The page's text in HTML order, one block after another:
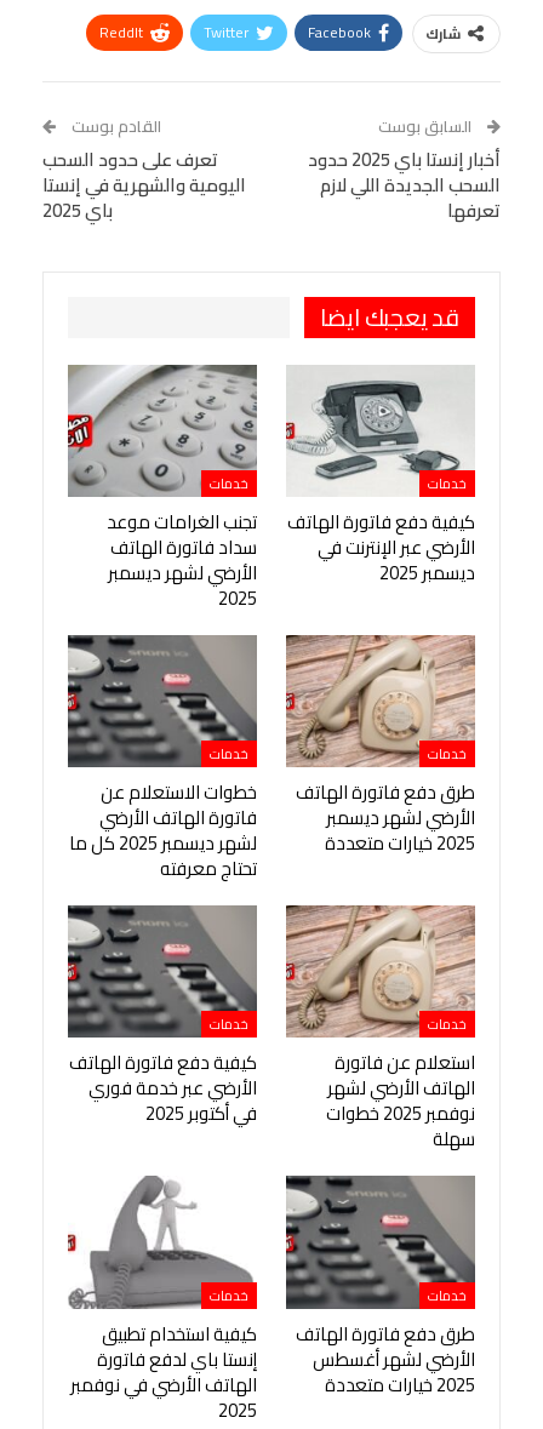
شارك Facebook
Twitter
ReddIt
Tumblr
البريد الإلكتروني
StumbleUpon
VK
Digg
LINE
BlackBerry
Viber
السابق بوست
أخبار إنستا باي 2025 حدود
السحب الجديدة اللي لازم
تعرفها
القادم بوست
تعرف على حدود السحب
اليومية والشهرية في إنستا
باي 2025
قد يعجبك ايضا
خدمات
كيفية دفع فاتورة الهاتف
الأرضي عبر الإنترنت في
ديسمبر 2025
خدمات
تجنب الغرامات موعد
سداد فاتورة الهاتف
الأرضي لشهر ديسمبر
2025
خدمات
طرق دفع فاتورة الهاتف
الأرضي لشهر ديسمبر
2025 خيارات متعددة
خدمات
خطوات الاستعلام عن
فاتورة الهاتف الأرضي
لشهر ديسمبر 2025 كل ما
تحتاج معرفته
خدمات
استعلام عن فاتورة
الهاتف الأرضي لشهر
نوفمبر 2025 خطوات
سهلة
خدمات
كيفية دفع فاتورة الهاتف
الأرضي عبر خدمة فوري
في أكتوبر 2025
خدمات
طرق دفع فاتورة الهاتف
الأرضي لشهر أغسطس
2025 خيارات متعددة
خدمات
كيفية استخدام تطبيق
إنستا باي لدفع فاتورة
الهاتف الأرضي في نوفمبر
2025